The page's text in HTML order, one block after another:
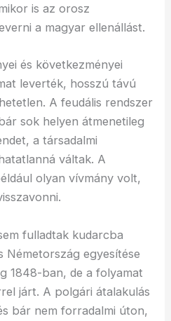
is az orosz
a magyar ellenállást.
és következményei
leverték, hosszú távú
A feudális rendszer
sok helyen átmenetileg
a társadalmi
váltak. A
olyan vívmány volt,
fulladtak kudarcba
Németország egyesítése
1848-ban, de a folyamat
járt. A polgári átalakulás
bár nem forradalmi úton,